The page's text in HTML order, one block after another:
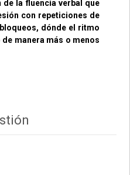
la fluencia verbal que
con repeticiones de
dónde el ritmo
manera más o menos